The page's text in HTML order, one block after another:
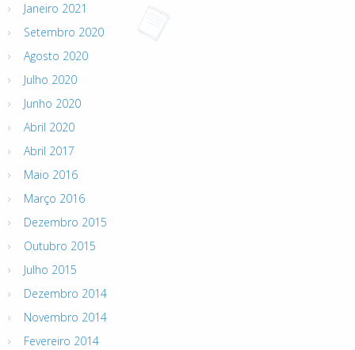
Janeiro 2021
Setembro 2020
Agosto 2020
Julho 2020
Junho 2020
Abril 2020
Abril 2017
Maio 2016
Março 2016
Dezembro 2015
Outubro 2015
Julho 2015
Dezembro 2014
Novembro 2014
Fevereiro 2014